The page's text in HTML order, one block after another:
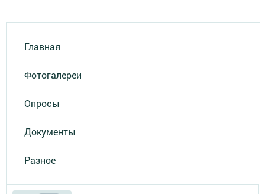
Главная
Фотогалереи
Опросы
Документы
Разное